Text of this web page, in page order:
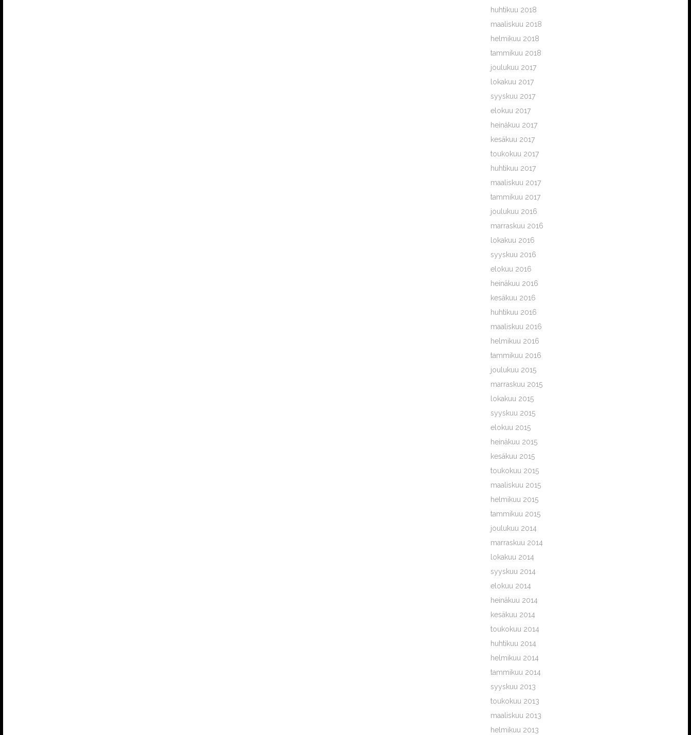
huhtikuu 2018
maaliskuu 2018
helmikuu 2018
tammikuu 2018
joulukuu 2017
lokakuu 2017
syyskuu 2017
elokuu 2017
heinäkuu 2017
kesäkuu 2017
toukokuu 2017
huhtikuu 2017
maaliskuu 2017
tammikuu 2017
joulukuu 2016
marraskuu 2016
lokakuu 2016
syyskuu 2016
elokuu 2016
heinäkuu 2016
kesäkuu 2016
huhtikuu 2016
maaliskuu 2016
helmikuu 2016
tammikuu 2016
joulukuu 2015
marraskuu 2015
lokakuu 2015
syyskuu 2015
elokuu 2015
heinäkuu 2015
kesäkuu 2015
toukokuu 2015
maaliskuu 2015
helmikuu 2015
tammikuu 2015
joulukuu 2014
marraskuu 2014
lokakuu 2014
syyskuu 2014
elokuu 2014
heinäkuu 2014
kesäkuu 2014
toukokuu 2014
huhtikuu 2014
helmikuu 2014
tammikuu 2014
syyskuu 2013
toukokuu 2013
maaliskuu 2013
helmikuu 2013